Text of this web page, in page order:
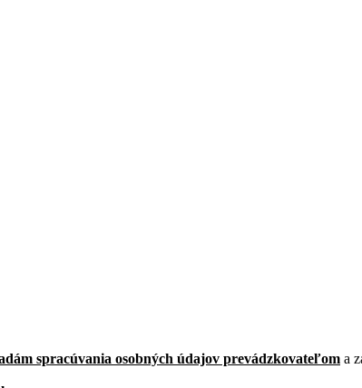
spracúvania osobných údajov prevádzkovateľom a